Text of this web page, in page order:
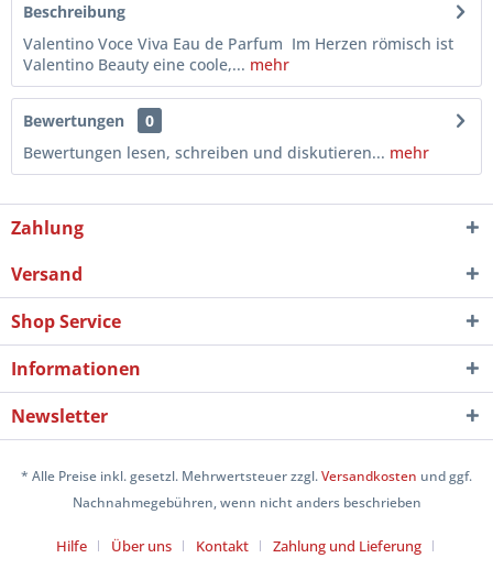
Beschreibung
Valentino Voce Viva Eau de Parfum Im Herzen römisch ist
Valentino Beauty eine coole,... mehr
Bewertungen
0
Bewertungen lesen, schreiben und diskutieren... mehr
Zahlung
Versand
Shop Service
Informationen
Newsletter
* Alle Preise inkl. gesetzl. Mehrwertsteuer zzgl.Versandkosten und ggf.
Nachnahmegebühren, wenn nicht anders beschrieben
Hilfe Über uns Kontakt Zahlung und Lieferung